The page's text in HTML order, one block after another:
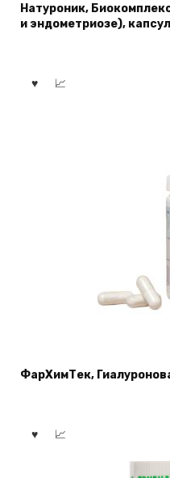
Натуроник,
и эндометриозе),
ФарХимТек,